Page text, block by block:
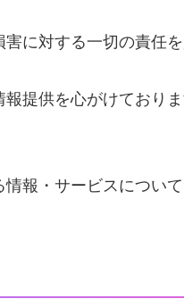
に対する一切の責任を
提供を心がけており
報・サービスについ